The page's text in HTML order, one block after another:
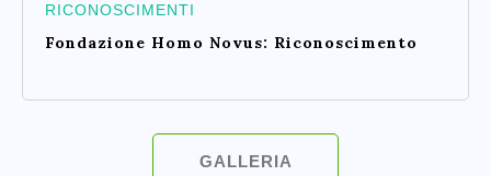
RICONOSCIMENTI
Fondazione Homo Novus: Riconoscimento
GALLERIA